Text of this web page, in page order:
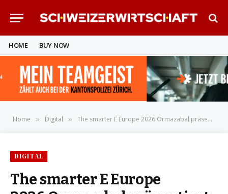
HOME BUY NOW
Home » Digital » The smarter E Europe 2026:Ormazabal präsentiert F-Gas-freie Schaltanlage und Outdoor-Lösung für die Energiewende
DIGITAL
The smarter E Europe